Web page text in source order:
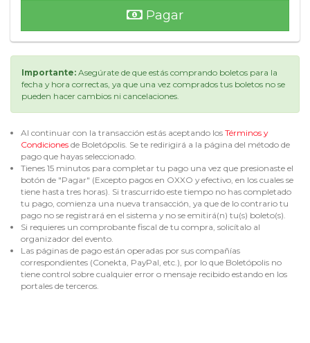
Pagar
Importante: Asegúrate de que estás comprando boletos para la
fecha y hora correctas, ya que una vez comprados tus boletos no se
pueden hacer cambios ni cancelaciones.
Al continuar con la transacción estás aceptando los Términos y
Condiciones de Boletópolis. Se te redirigirá a la página del método de
pago que hayas seleccionado.
Tienes 15 minutos para completar tu pago una vez que presionaste el
botón de "Pagar" (Excepto pagos en OXXO y efectivo, en los cuales se
tiene hasta tres horas). Si trascurrido este tiempo no has completado
tu pago, comienza una nueva transacción, ya que de lo contrario tu
pago no se registrará en el sistema y no se emitirá(n) tu(s) boleto(s).
Si requieres un comprobante fiscal de tu compra, solicítalo al
organizador del evento.
Las páginas de pago están operadas por sus compañías
correspondientes (Conekta, PayPal, etc.), por lo que Boletópolis no
tiene control sobre cualquier error o mensaje recibido estando en los
portales de terceros.